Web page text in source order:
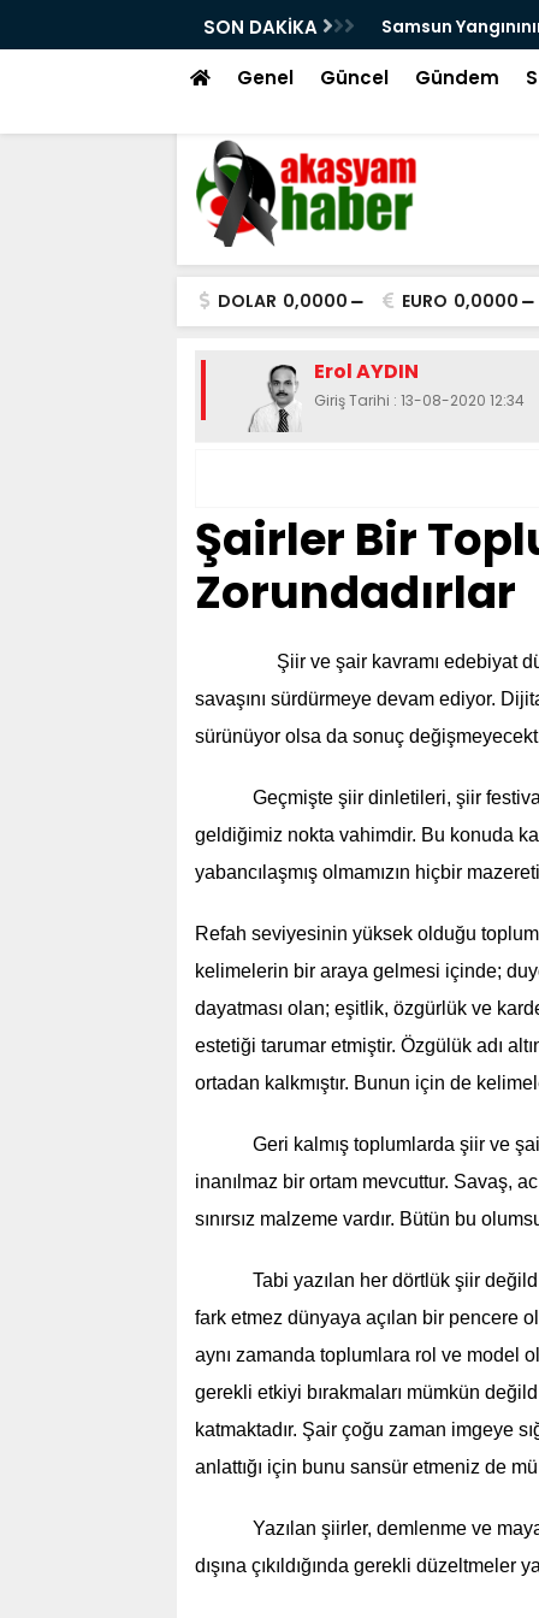
SON DAKİKA
Yaralarını Kutsal Emanetler Sardı
Genel Güncel Gündem
DOLAR 0,0000 EURO 0,0000
Erol AYDIN
Giriş Tarihi : 13-08-2020 12:34
Şairler Bir
Zorundadırlar
Şiir ve şair kavramı edebiyat
savaşını sürdürmeye devam ediyor.
sürünüyor olsa da sonuç
Geçmişte şiir dinletileri, şiir
geldiğimiz nokta vahimdir. Bu konuda
yabancılaşmış olmamızın hiçbir
Refah seviyesinin yüksek olduğu
kelimelerin bir araya gelmesi içinde;
dayatması olan; eşitlik, özgürlük ve
estetiği tarumar etmiştir. Özgülük adı
ortadan kalkmıştır. Bunun için de
Geri kalmış toplumlarda şiir ve şair
inanılmaz bir ortam mevcuttur. Savaş,
sınırsız malzeme vardır. Bütün bu
Tabi yazılan her dörtlük şiir değildir.
fark etmez dünyaya açılan bir pencere
aynı zamanda toplumlara rol ve model
gerekli etkiyi bırakmaları mümkün
katmaktadır. Şair çoğu zaman imgeye
anlattığı için bunu sansür etmeniz de
Yazılan şiirler, demlenme ve
dışına çıkıldığında gerekli düzeltmeler